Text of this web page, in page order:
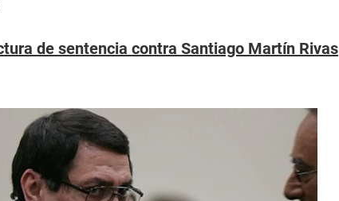
de sentencia contra Santiago Martín Rivas